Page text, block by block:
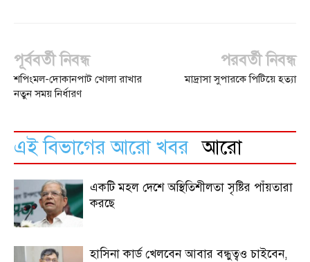
পূর্ববর্তী নিবন্ধ
শপিংমল-দোকানপাট খোলা রাখার
নতুন সময় নির্ধারণ
পরবর্তী নিবন্ধ
মাদ্রাসা সুপারকে পিটিয়ে হত্যা
এই বিভাগের আরো খবর আরো
একটি মহল দেশে অস্থিতিশীলতা সৃষ্টির পাঁয়তারা
করছে
হাসিনা কার্ড খেলবেন আবার বন্ধুত্বও চাইবেন,